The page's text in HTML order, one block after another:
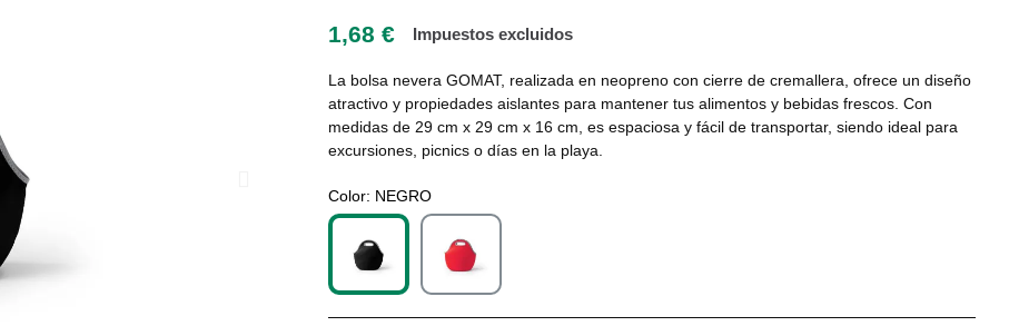
1,68 € Impuestos excluidos
La bolsa nevera GOMAT, realizada en neopreno con cierre de cremallera, ofrece un diseño
atractivo y propiedades aislantes para mantener tus alimentos y bebidas frescos. Con
medidas de 29 cm x 29 cm x 16 cm, es espaciosa y fácil de transportar, siendo ideal para
excursiones, picnics o días en la playa.
Color NEGRO